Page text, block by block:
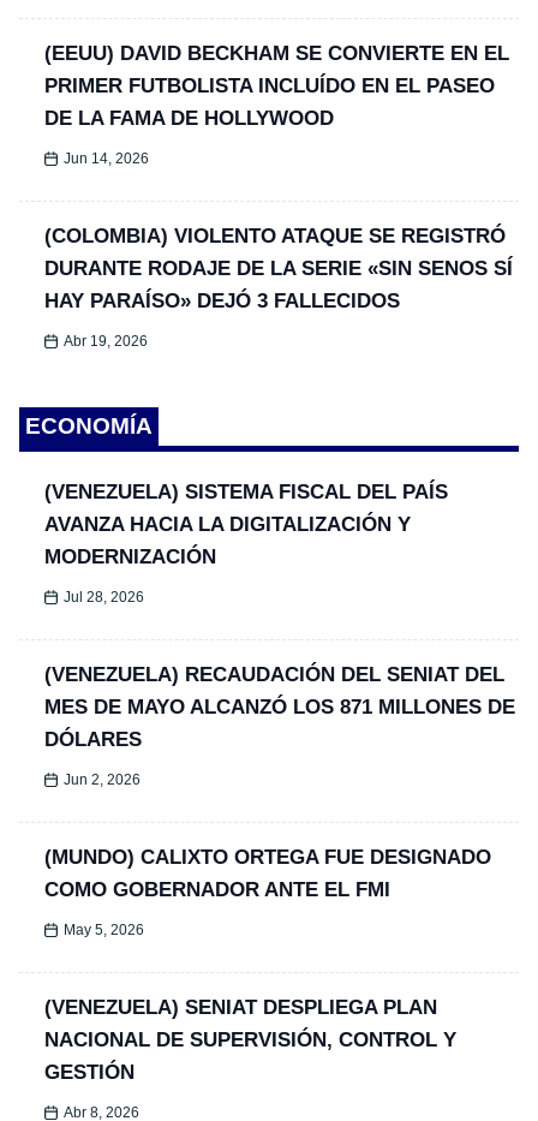
(EEUU) DAVID BECKHAM SE CONVIERTE EN EL
PRIMER FUTBOLISTA INCLUÍDO EN EL PASEO
DE LA FAMA DE HOLLYWOOD
Jun 14, 2026
(COLOMBIA) VIOLENTO ATAQUE SE REGISTRÓ
DURANTE RODAJE DE LA SERIE «SIN SENOS SÍ
HAY PARAÍSO» DEJÓ 3 FALLECIDOS
Abr 19, 2026
ECONOMÍA
(VENEZUELA) SISTEMA FISCAL DEL PAÍS
AVANZA HACIA LA DIGITALIZACIÓN Y
MODERNIZACIÓN
Jul 28, 2026
(VENEZUELA) RECAUDACIÓN DEL SENIAT DEL
MES DE MAYO ALCANZÓ LOS 871 MILLONES DE
DÓLARES
Jun 2, 2026
(MUNDO) CALIXTO ORTEGA FUE DESIGNADO
COMO GOBERNADOR ANTE EL FMI
May 5, 2026
(VENEZUELA) SENIAT DESPLIEGA PLAN
NACIONAL DE SUPERVISIÓN, CONTROL Y
GESTIÓN
Abr 8, 2026